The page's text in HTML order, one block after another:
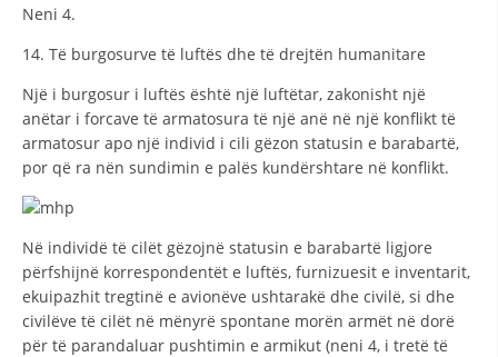
Neni 4.
14. Të burgosurve të luftës dhe të drejtën humanitare
Një i burgosur i luftës është një luftëtar, zakonisht një
anëtar i forcave të armatosura të një anë në një konflikt të
armatosur apo një individ i cili gëzon statusin e barabartë,
por që ra nën sundimin e palës kundërshtare në konflikt.
Në individë të cilët gëzojnë statusin e barabartë ligjore
përfshijnë korrespondentët e luftës, furnizuesit e inventarit,
ekuipazhit tregtinë e avionëve ushtarakë dhe civilë, si dhe
civilëve të cilët në mënyrë spontane morën armët në dorë
për të parandaluar pushtimin e armikut (neni 4, i tretë të